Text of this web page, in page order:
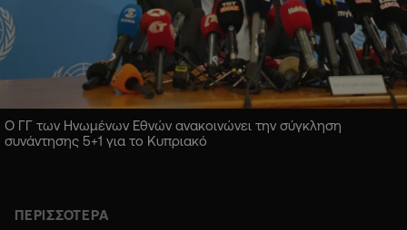
Ο ΓΓ των Ηνωμένων Εθνών ανακοινώνει την σύγκληση
συνάντησης 5+1 για το Κυπριακό
ΠΕΡΙΣΣΟΤΕΡΑ